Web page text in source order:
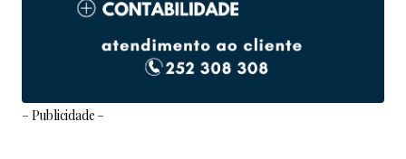
– Publicidade –